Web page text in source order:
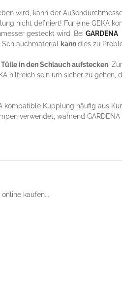
wird, kann der
nicht definiert! Für eine GEKA
gesteckt wird. Bei GARDENA
kanndies zu
in den Schlauch aufstecken.
hilfreich sein um sicher zu gehen,
kompatible Kupplung häufig aus
verwendet, während
kaufen....